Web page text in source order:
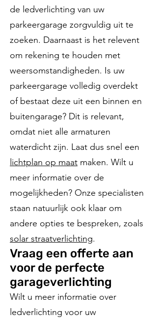
de ledverlichting van uw
parkeergarage zorgvuldig uit te
zoeken. Daarnaast is het relevent
om rekening te houden met
weersomstandigheden. Is uw
parkeergarage volledig overdekt
of bestaat deze uit een binnen en
buitengarage? Dit is relevant,
omdat niet alle armaturen
waterdicht zijn. Laat dus snel een
lichtplan op maat maken. Wilt u
meer informatie over de
mogelijkheden? Onze specialisten
staan natuurlijk ook klaar om
andere opties te bespreken, zoals
solar straatverlichting.
Vraag een offerte aan
voor de perfecte
garageverlichting
Wilt u meer informatie over
ledverlichting voor uw